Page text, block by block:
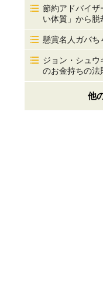
節約アドバイザ
い体質」から脱
懸賞名人ガバち
ジョン・シュウ
のお金持ちの法
他